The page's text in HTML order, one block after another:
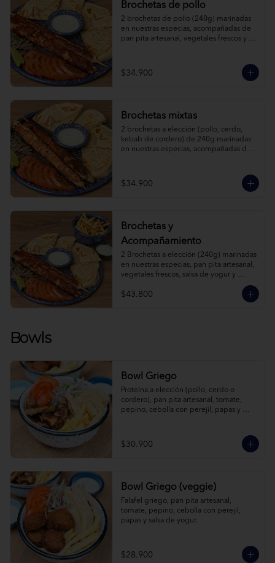
Brochetas de pollo
2 brochetas de pollo (240g) marinadas
en nuestras especias, acompañadas de
pan pita artesanal, vegetales frescos y
$34.900
Brochetas mixtas
2 brochetas a elección (pollo, cerdo,
kebab de cordero) de 240g marinadas
en nuestras especias, acompañadas de
$34.900
Brochetas y
Acompañamiento
2 Brochetas a elección (240g) marinadas
en nuestras especias, pan pita artesanal,
vegetales frescos, salsa de yogur y
$43.800
Bowls
Bowl Griego
Proteína a elección (pollo, cerdo o
cordero), pan pita artesanal, tomate,
pepino, cebolla con perejil, papas y
$30.900
Bowl Griego (veggie)
Falafel griego, pan pita artesanal,
tomate, pepino, cebolla con perejil,
papas y salsa de yogur.
$28.900